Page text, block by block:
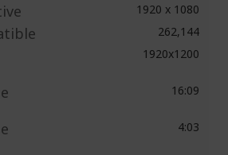
1920 x 1080
262,144
1920x1200
16:09
4:03